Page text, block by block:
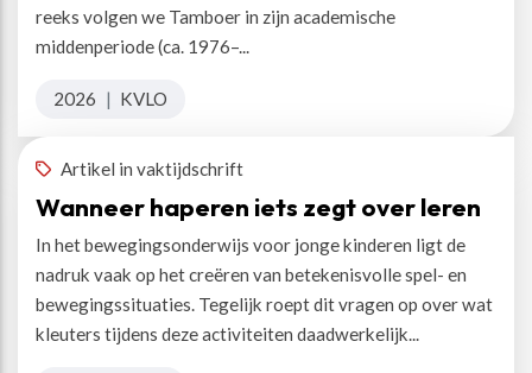
reeks volgen we Tamboer in zijn academische
middenperiode (ca. 1976–...
2026 | KVLO
Artikel in vaktijdschrift
Wanneer haperen iets zegt over leren
In het bewegingsonderwijs voor jonge kinderen ligt de
nadruk vaak op het creëren van betekenisvolle spel- en
bewegingssituaties. Tegelijk roept dit vragen op over wat
kleuters tijdens deze activiteiten daadwerkelijk...